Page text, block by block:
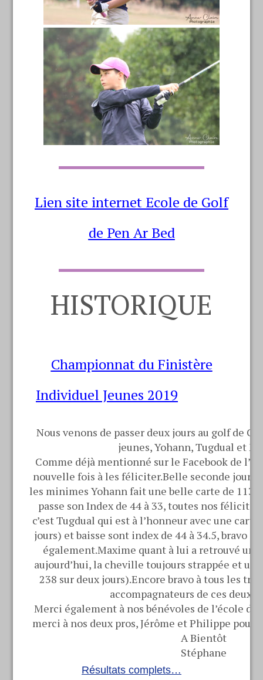
Lien site internet Ecole de Golf
de Pen Ar Bed
HISTORIQUE
Championnat du Finistère
Individuel Jeunes 2019
Nous venons de passer deux jours au golf de
jeunes, Yohann, Tugdual et
Comme déjà mentionné sur le Facebook de
nouvelle fois à les féliciter.Belle seconde
les minimes Yohann fait une belle carte de 113
passe son Index de 44 à 33, toutes nos
c’est Tugdual qui est à l’honneur avec une
jours) et baisse sont index de 44 à 34.5, bravo
également.Maxime quant à lui a retrouvé un
aujourd’hui, la cheville toujours strappée et
238 sur deux jours).Encore bravo à tous les
accompagnateurs de ces deux
Merci également à nos bénévoles de l’école
merci à nos deux pros, Jérôme et Philippe
A Bientôt
Stéphane
Résultats complets…